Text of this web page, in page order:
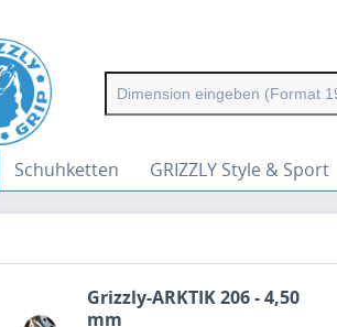
Schuhketten GRIZZLY Style & Sport
Grizzly-ARKTIK 206 - 4,50
mm